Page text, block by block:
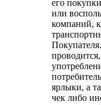
его
или
компаний,
ярлыки, а
чек либо